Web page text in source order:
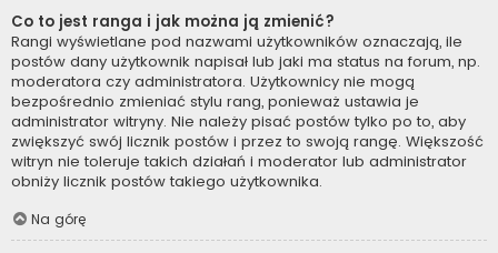
Co to jest ranga i jak można ją zmienić?
Rangi wyświetlane pod nazwami użytkowników oznaczają, ile
postów dany użytkownik napisał lub jaki ma status na forum, np.
moderatora czy administratora. Użytkownicy nie mogą
bezpośrednio zmieniać stylu rang, ponieważ ustawia je
administrator witryny. Nie należy pisać postów tylko po to, aby
zwiększyć swój licznik postów i przez to swoją rangę. Większość
witryn nie toleruje takich działań i moderator lub administrator
obniży licznik postów takiego użytkownika.
Na górę